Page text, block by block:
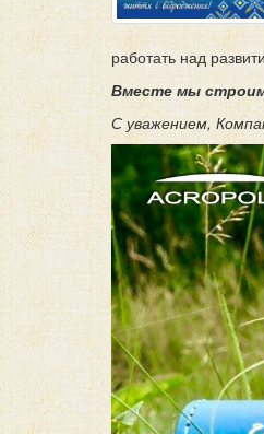
работать над
Вместе мы
С уважением,